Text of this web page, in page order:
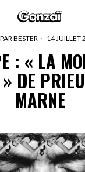
PARBESTER 14 JUILLET
: « LA
DE
MARNE